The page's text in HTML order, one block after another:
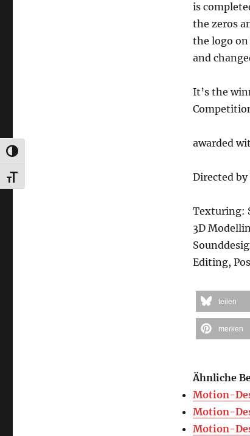
UMSCHALTEN AUF HOHE KONTRASTE
SCHRIFT VERGRÖSSERN
is
the zeros
the logo
and
It’s the
awarded
Directed
Texturing:
3D
Editing,
teilen
merken
Ähnliche
Motion-
Motion-
Motion-